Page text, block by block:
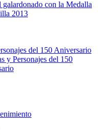
con la Medalla
2013
del 150 Aniversario
y Personajes del 150